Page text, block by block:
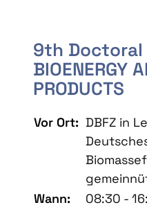
9th Doctoral
BIOENERGY
PRODUCTS
Vor Ort: DBFZ in
Wann:
08:30 -